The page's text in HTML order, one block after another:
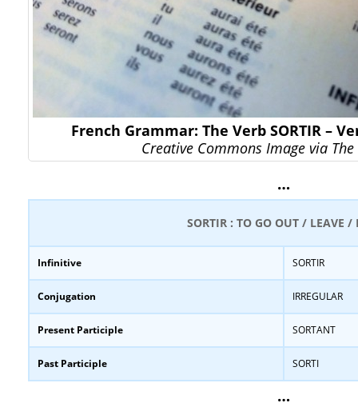
French Grammar: The Verb SORTIR –
Creative Commons Image via The
…
SORTIR : TO GO OUT / LEAVE /
Infinitive SORTIR
Conjugation IRREGULAR
Present Participle SORTANT
Past Participle SORTI
…